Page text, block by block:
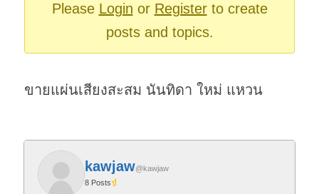
Please Login or Registerto create
posts and topics.
ขายแผ่นเสียงสะสม นันทิดา ใหม่ แหวน
kawjaw@kawjaw
8 Posts